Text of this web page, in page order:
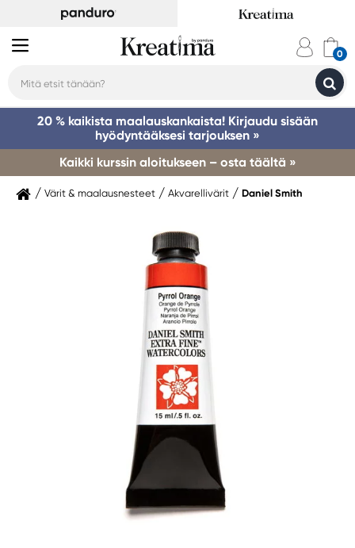
20 % kaikista maalauskankaista! Kirjaudu sisään
hyödyntääksesi tarjouksen »
Kaikki kurssin aloitukseen – osta täältä »
Värit & maalausnesteet Akvarellivärit Daniel Smith